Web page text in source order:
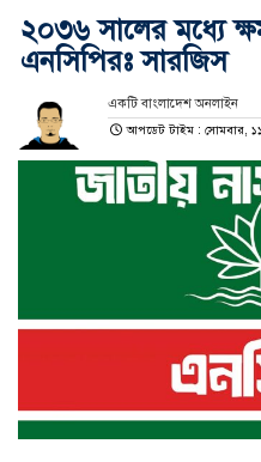
২০৩৬ সালের মধ্যে
এনসিপিরঃ সারজিস
একটি বাংলাদেশ অনলাইন
আপডেট টাইম : সোমবার,